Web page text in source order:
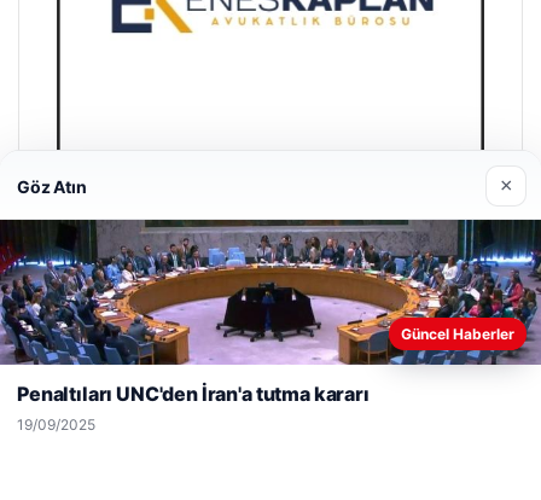
Enes Kaplan Avukatlık Bürosu
28/04/2026
Web sitemizi nasıl kullandığınızı daha iyi anlayabilmek,
deneyiminizi kişiselleştirmek ve geliştirmek amacıyla çerezler
Çerez Politikamız
Göz Atın ×
Güncel Haberler
Penaltıları UNC'den İran'a tutma kararı
19/09/2025